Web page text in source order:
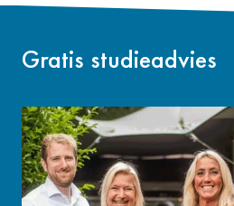
Gratis studieadvies